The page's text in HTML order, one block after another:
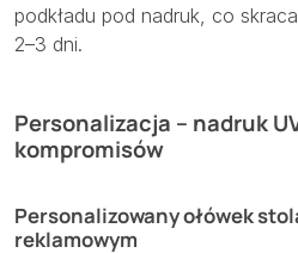
podkładu pod nadruk, co
2–3 dni.
Personalizacja – nadruk
kompromisów
Personalizowany ołówek
reklamowym